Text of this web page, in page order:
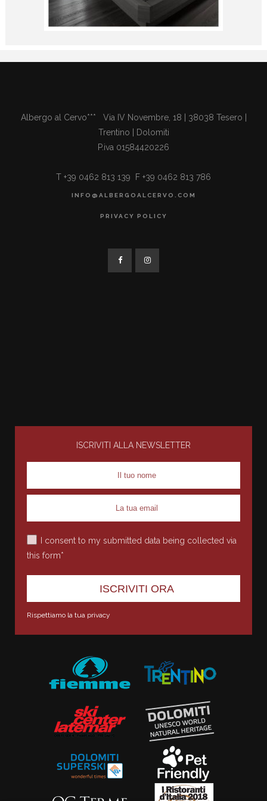
Albergo al Cervo*** Via IV Novembre, 18 | 38038 Tesero |
Trentino | Dolomiti
P.iva 01584420226
T +39 0462 813 139 F +39 0462 813 786
INFO@ALBERGOALCERVO.COM
PRIVACY POLICY
ISCRIVITI ALLA NEWSLETTER
I consent to my submitted data being collected via
this form*
Rispettiamo la tua privacy